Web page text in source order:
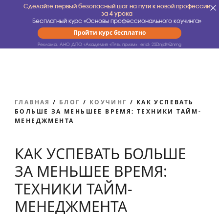
Сделайте первый безопасный шаг на пути к новой профессии
за 4 урока
Бесплатный курс «Основы профессионального коучинга»
Пройти курс бесплатно
Реклама. АНО ДПО «Академия «Пять призм». erid: 2SDnjdhQnmg
ГЛАВНАЯ / БЛОГ / КОУЧИНГ / КАК УСПЕВАТЬ
БОЛЬШЕ ЗА МЕНЬШЕЕ ВРЕМЯ: ТЕХНИКИ ТАЙМ-
МЕНЕДЖМЕНТА
КАК УСПЕВАТЬ БОЛЬШЕ
ЗА МЕНЬШЕЕ ВРЕМЯ:
ТЕХНИКИ ТАЙМ-
МЕНЕДЖМЕНТА